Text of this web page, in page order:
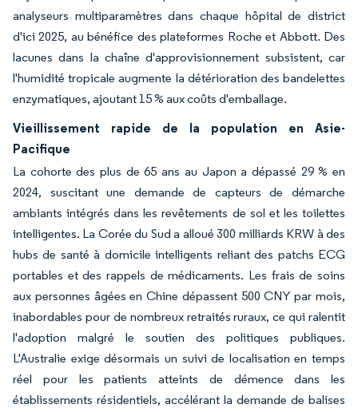
analyseurs multiparamètres dans chaque hôpital de district
d'ici 2025, au bénéfice des plateformes Roche et Abbott. Des
lacunes dans la chaîne d'approvisionnement subsistent, car
l'humidité tropicale augmente la détérioration des bandelettes
enzymatiques, ajoutant 15 % aux coûts d'emballage.
Vieillissement rapide de la population en Asie-
Pacifique
La cohorte des plus de 65 ans au Japon a dépassé 29 % en
2024, suscitant une demande de capteurs de démarche
ambiants intégrés dans les revêtements de sol et les toilettes
intelligentes. La Corée du Sud a alloué 300 milliards KRW à des
hubs de santé à domicile intelligents reliant des patchs ECG
portables et des rappels de médicaments. Les frais de soins
aux personnes âgées en Chine dépassent 500 CNY par mois,
inabordables pour de nombreux retraités ruraux, ce qui ralentit
l'adoption malgré le soutien des politiques publiques.
L'Australie exige désormais un suivi de localisation en temps
réel pour les patients atteints de démence dans les
établissements résidentiels, accélérant la demande de balises